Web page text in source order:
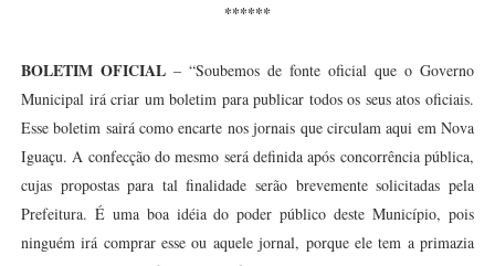
******
BOLETIM OFICIAL– “Soubemos de fonte oficial que o Governo
Municipal irá criar um boletim para publicar todos os seus atos oficiais.
Esse boletim sairá como encarte nos jornais que circulam aqui em Nova
Iguaçu. A confecção do mesmo será definida após concorrência pública,
cujas propostas para tal finalidade serão brevemente solicitadas pela
Prefeitura. É uma boa idéia do poder público deste Município, pois
ninguém irá comprar esse ou aquele jornal, porque ele tem a primazia